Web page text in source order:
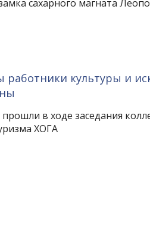
сахарного магната
работники культуры и
в ходе заседания
ХОГА